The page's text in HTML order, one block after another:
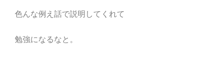
色んな例え話で説明してくれて
勉強になるなと。